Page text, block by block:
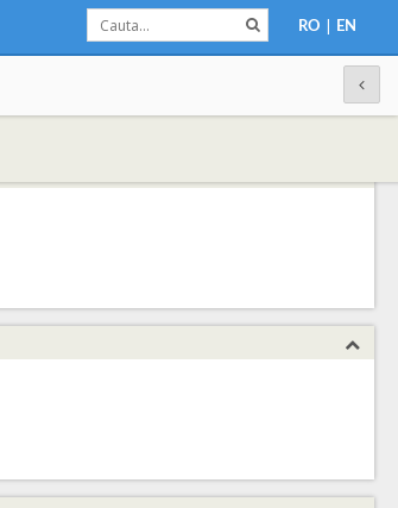
RO | EN